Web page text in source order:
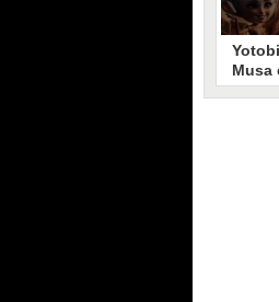
Musa